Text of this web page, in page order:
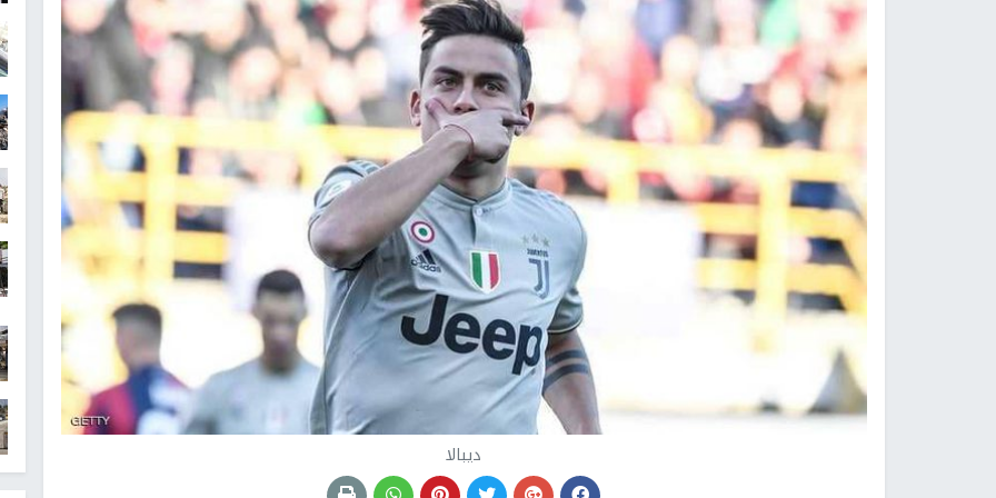
ديبالا